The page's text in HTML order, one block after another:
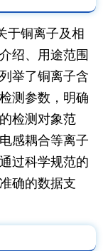
于铜离子及相
绍、用途范围
举了铜离子含
测参数，明确
检测对象范
感耦合等离子
过科学规范的
确的数据支